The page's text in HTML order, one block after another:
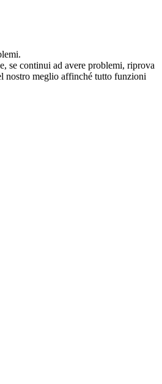
se continui ad avere problemi, riprova
nostro meglio affinché tutto funzioni